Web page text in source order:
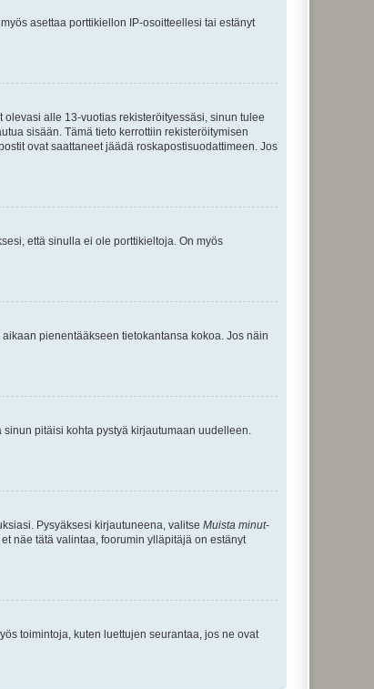
asettaa porttikiellon IP-osoitteellesi tai estänyt
alle 13-vuotias rekisteröityessäsi, sinun tulee
sisään. Tämä tieto kerrottiin rekisteröitymisen
ovat saattaneet jäädä roskapostisuodattimeen. Jos
että sinulla ei ole porttikieltoja. On myös
pienentääkseen tietokantansa kokoa. Jos näin
sinun pitäisi kohta pystyä kirjautumaan uudelleen.
Pysyäksesi kirjautuneena, valitse Muista minut-
näe tätä valintaa, foorumin ylläpitäjä on estänyt
toimintoja, kuten luettujen seurantaa, jos ne ovat